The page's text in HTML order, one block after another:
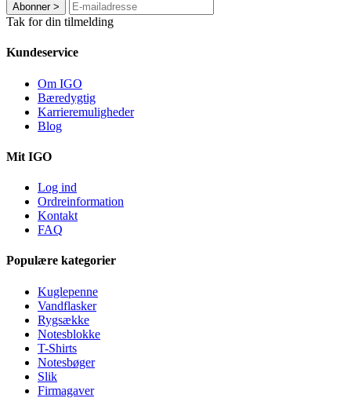
Abonner>
Tak for din tilmelding
Kundeservice
Om IGO
Bæredygtig
Karrieremuligheder
Blog
Mit IGO
Log ind
Ordreinformation
Kontakt
FAQ
Populære kategorier
Kuglepenne
Vandflasker
Rygsække
Notesblokke
T-Shirts
Notesbøger
Slik
Firmagaver